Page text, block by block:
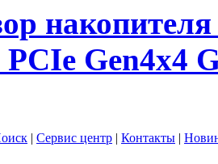
Gen4х4
| Сервис центр | Контакты |